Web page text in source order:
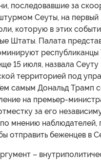
последовавшие за
Сеуты, на первый
которую в этих
Штаты. Палата
республиканцы
15 июля, назвала
территорией под
самым Дональд Трамп
на премьер-
за его
мнению наблюдателей,
отправить беженцев в
–